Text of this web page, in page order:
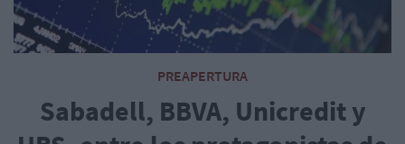
PREAPERTURA
Sabadell, BBVA, Unicredit y